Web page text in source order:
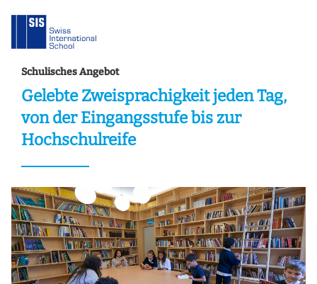
Schulisches Angebot
Gelebte Zweisprachigkeit jeden Tag,
von der Eingangsstufe bis zur
Hochschulreife